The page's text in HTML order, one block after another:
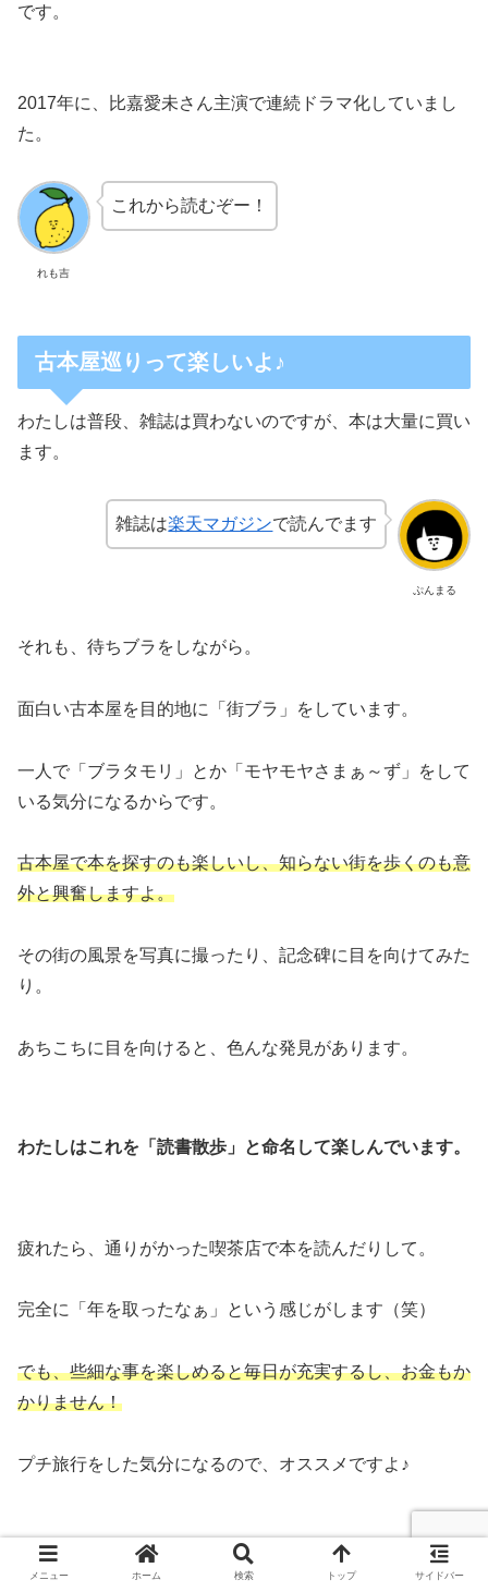
です。
2017年に、比嘉愛未さん主演で連続ドラマ化していまし
た。
れも吉
これから読むぞー！
古本屋巡りって楽しいよ♪
わたしは普段、雑誌は買わないのですが、本は大量に買い
ます。
ぷんまる
雑誌は楽天マガジンで読んでます
それも、待ちブラをしながら。
面白い古本屋を目的地に「街ブラ」をしています。
一人で「ブラタモリ」とか「モヤモヤさまぁ～ず」をして
いる気分になるからです。
古本屋で本を探すのも楽しいし、知らない街を歩くのも意
外と興奮しますよ。
その街の風景を写真に撮ったり、記念碑に目を向けてみた
り。
あちこちに目を向けると、色んな発見があります。
わたしはこれを「読書散歩」と命名して楽しんでいます。
疲れたら、通りがかった喫茶店で本を読んだりして。
完全に「年を取ったなぁ」という感じがします（笑）
でも、些細な事を楽しめると毎日が充実するし、お金もか
かりません！
プチ旅行をした気分になるので、オススメですよ♪
本
メニュー ホーム 検索 トップ サイドバー